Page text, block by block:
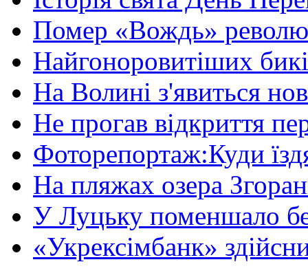
Помер «Вождь»
Найгоноровитіших
На Волині з'явиться
Не прогав відкриття
Фоторепортаж:Куди
На пляжах озера
У Луцьку поменшало
«Укрексімбанк»